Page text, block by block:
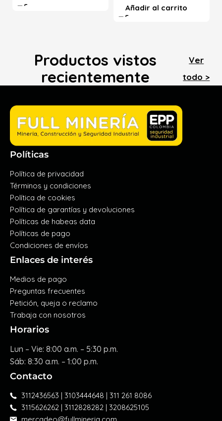
Añadir al carrito
Productos vistos
recientemente
Ver
todo >
Políticas
Política de privacidad
Términos y condiciones
Política de cookies
Política de garantías y devoluciones
Políticas de habeas data
Políticas de pago
Condiciones de envíos
Enlaces de interés
Medios de pago
Preguntas frecuentes
Petición, queja o reclamo
Trabaja con nosotros
Horarios
Lun – Vie: 8:00 a.m. – 5:30 p.m.
Sáb: 8:30 a.m. – 1:00 p.m.
Contacto
3112436563 | 3103444648 | 311 261 8086
3115626262 | 3112828282 | 3208625105